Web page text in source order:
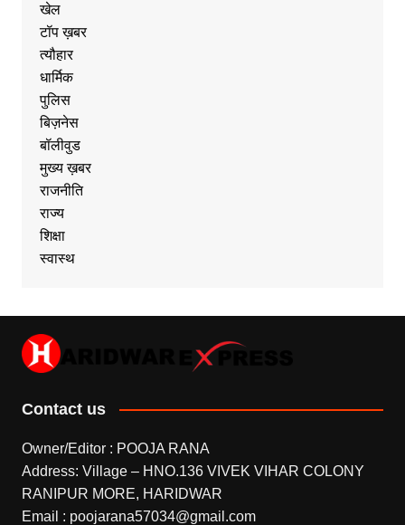
खेल
टॉप ख़बर
त्यौहार
धार्मिक
पुलिस
बिज़नेस
बॉलीवुड
मुख्य ख़बर
राजनीति
राज्य
शिक्षा
स्वास्थ
Contact us
Owner/Editor : POOJA RANA
Address: Village – HNO.136 VIVEK VIHAR COLONY
RANIPUR MORE, HARIDWAR
Email : poojarana57034@gmail.com